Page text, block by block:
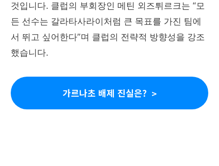
것입니다. 클럽의 부회장인 메틴 외즈튀르크는 “모
든 선수는 갈라타사라이처럼 큰 목표를 가진 팀에
서 뛰고 싶어한다”며 클럽의 전략적 방향성을 강조
했습니다.
가르나초 배제 진실은?